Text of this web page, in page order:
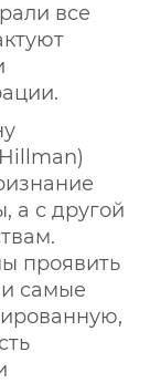
все
а с другой
проявить
самые